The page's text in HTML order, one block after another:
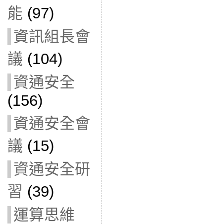
能 (97)
資訊組長會
議 (104)
資通安全
(156)
資通安全會
議 (15)
資通安全研
習 (39)
運算思維